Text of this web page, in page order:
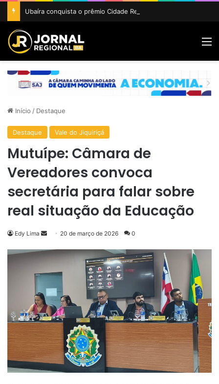
Início / Destaque
Destaque Vale do Jiquiriçá
Mutuípe: Câmara de
Vereadores convoca
secretária para falar sobre
real situação da Educação
Edy Lima
Mande
e-
20 de março de 2026 0